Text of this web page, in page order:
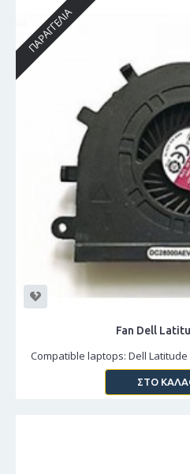
ΠΑΡΑΓΓΕΛΊΑ
Fan Dell
Compatible laptops: Dell Latitude
ΣΤΟ